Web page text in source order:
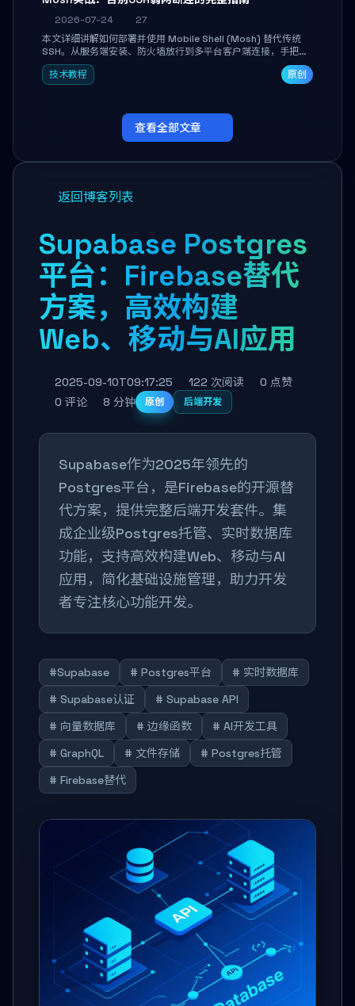
2026-07-24
27
本文详细讲解如何部署并使用 Mobile Shell (Mosh) 替代传统
SSH。从服务端安装、防火墙放行到多平台客户端连接，手把手
带你掌握本地回显、连接漫游与断线自动恢复等核心功能。彻底
解决高铁、移动网络等弱网场景下 SSH 频繁掉线、会话丢失的痛
技术教程 原创
查看全部文章
返回博客列表
Supabase Postgres
平台：Firebase替代
方案，高效构建
Web、移动与AI应用
2025-09-10T09:17:25 122 次阅读
0 点赞
0 评论
8 分钟 原创 后端开发
Supabase作为2025年领先的
Postgres平台，是Firebase的开源替
代方案，提供完整后端开发套件。集
成企业级Postgres托管、实时数据库
功能，支持高效构建Web、移动与AI
应用，简化基础设施管理，助力开发
者专注核心功能开发。
#Supabase # Postgres平台
# 实时数据库
# Supabase认证
# Supabase API
# 向量数据库
# 边缘函数
# AI开发工具
# GraphQL
# 文件存储
# Postgres托管
# Firebase替代